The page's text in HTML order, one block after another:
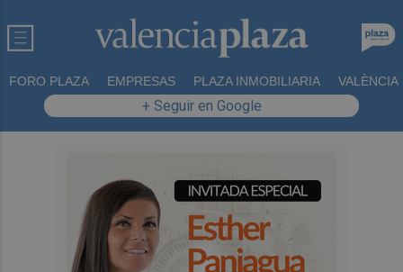
FORO PLAZA EMPRESAS PLAZA INMOBILIARIA VALÈNCIA
+ Seguir en Google